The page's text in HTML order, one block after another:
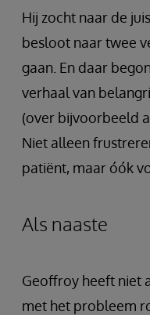
Hij zocht naar de
besloot naar twee
gaan. En daar
verhaal van
(over bijvoorbeeld
Niet alleen
patiënt, maar óók
Als naaste
Geoffroy heeft niet
met het probleem